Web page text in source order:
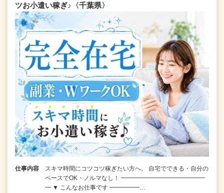
ツお小遣い稼ぎ♪〈千葉県〉
仕事内容
スキマ時間にコツコツ稼ぎたい方へ。 自宅でできる・自分の
ペースでOK・ノルマなし！ ━━━━━━━━━━━━━━
━ ▼ こんなお仕事です ━━━━━…